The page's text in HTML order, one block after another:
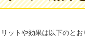
ットや効果は以下のとお